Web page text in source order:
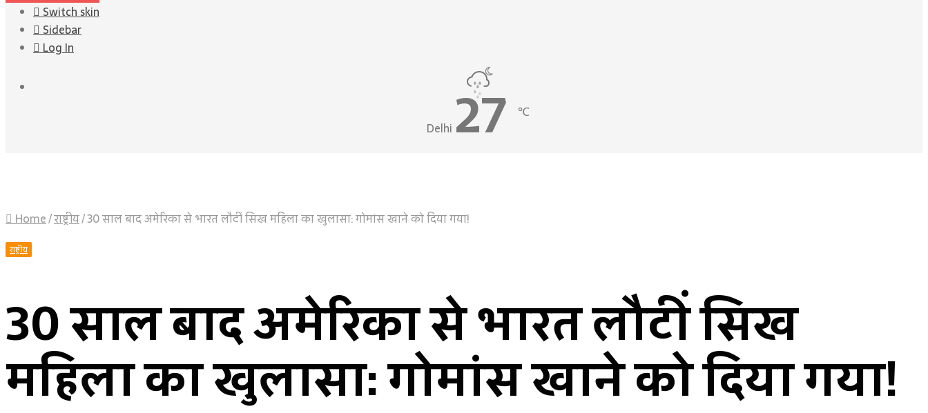
Switch skin
Sidebar
Log In
Delhi 27 ℃
Home/राष्ट्रीय/30 साल बाद अमेरिका से भारत लौटीं सिख महिला का खुलासा: गोमांस खाने को दिया गया!
राष्ट्रीय
30 साल बाद अमेरिका से भारत लौटीं सिख
महिला का खुलासा: गोमांस खाने को दिया गया!